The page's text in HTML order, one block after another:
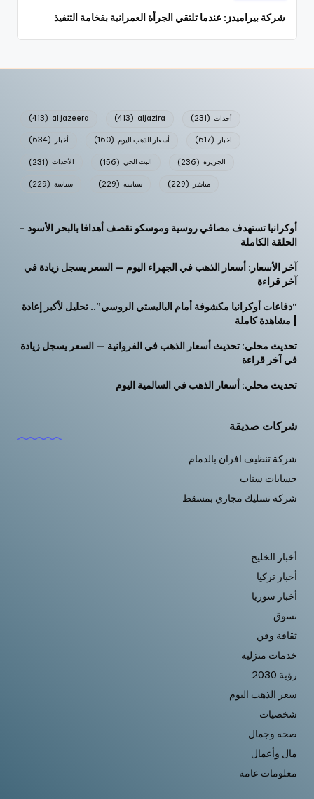
شركة بيراميدز: عندما تلتقي الجرأة العمرانية بفخامة التنفيذ
al jazeera
(413) aljazira
(413) أحداث (231)
أخبار (634) أسعار الذهب اليوم (160) اخبار (617)
الأحداث (231) البث الحي (156) الجزيرة (236)
سياسة (229) سياسه (229) مباشر (229)
أوكرانيا تستهدف مصافي روسية وموسكو تقصف أهدافا بالبحر الأسود –
الحلقة الكاملة
آخر الأسعار: أسعار الذهب في الجهراء اليوم — السعر يسجل زيادة في
آخر قراءة
“دفاعات أوكرانيا مكشوفة أمام الباليستي الروسي”.. تحليل لأكبر إعادة
| مشاهدة كاملة
تحديث محلي: تحديث أسعار الذهب في الفروانية — السعر يسجل زيادة
في آخر قراءة
تحديث محلي: أسعار الذهب في السالمية اليوم
شركات صديقة
شركة تنظيف افران بالدمام
حسابات سناب
شركة تسليك مجاري بمسقط
أخبار الخليج
أخبار تركيا
أخبار سوريا
تسوق
ثقافة وفن
خدمات منزلية
رؤية 2030
سعر الذهب اليوم
شخصيات
صحه وجمال
مال وأعمال
معلومات عامة